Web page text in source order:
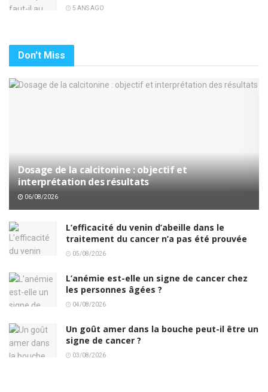
5 ANS AGO
Don't Miss
Dosage de la calcitonine : objectif et
interprétation des résultats
06/08/2026
L’efficacité du venin d’abeille dans le
traitement du cancer n’a pas été prouvée
05/08/2026
L’anémie est-elle un signe de cancer chez
les personnes âgées ?
04/08/2026
Un goût amer dans la bouche peut-il être un
signe de cancer ?
03/08/2026